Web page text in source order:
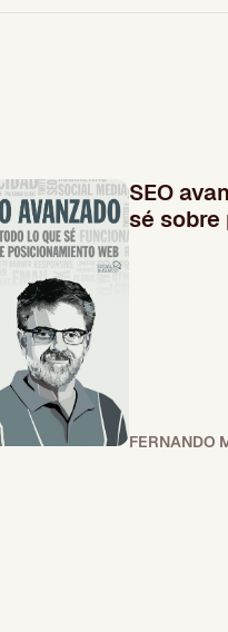
SEO
sé
FERNANDO